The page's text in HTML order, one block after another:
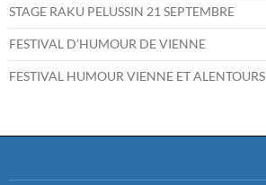
STAGE RAKU PELUSSIN 21 SEPTEMBRE
FESTIVAL D’HUMOUR DE VIENNE
FESTIVAL HUMOUR VIENNE ET ALENTOURS